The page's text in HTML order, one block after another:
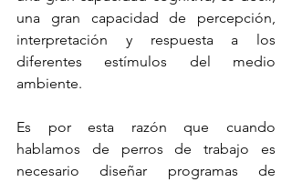
una gran capacidad de percepción,
interpretación y respuesta a los
diferentes estímulos del medio
ambiente.
Es por esta razón que cuando
hablamos de perros de trabajo es
necesario diseñar programas de